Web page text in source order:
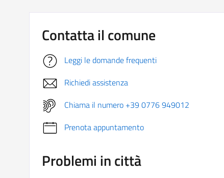
Contatta il comune
Leggi le domande frequenti
Richiedi assistenza
Chiama il numero +39 0776 949012
Prenota appuntamento
Problemi in città